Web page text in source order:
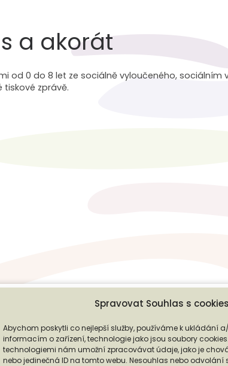
Spravovat Souhlas s cookies
Abychom poskytli co nejlepší služby, používáme k ukládání
informacím o zařízení, technologie jako jsou soubory
technologiemi nám umožní zpracovávat údaje, jako je
nebo jedinečná ID na tomto webu. Nesouhlas nebo odvolání
a akorát
od 0 do 8 let ze sociálně vyloučeného, sociálním
zprávě.